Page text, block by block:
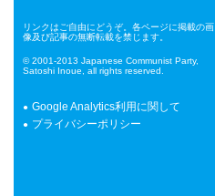
リンクはご自由にどうぞ。各ページに掲載の画
像及び記事の無断転載を禁じます。
© 2001-2013 Japanese Communist Party,
Satoshi Inoue, all rights reserved.
Google Analytics利用に関して
プライバシーポリシー